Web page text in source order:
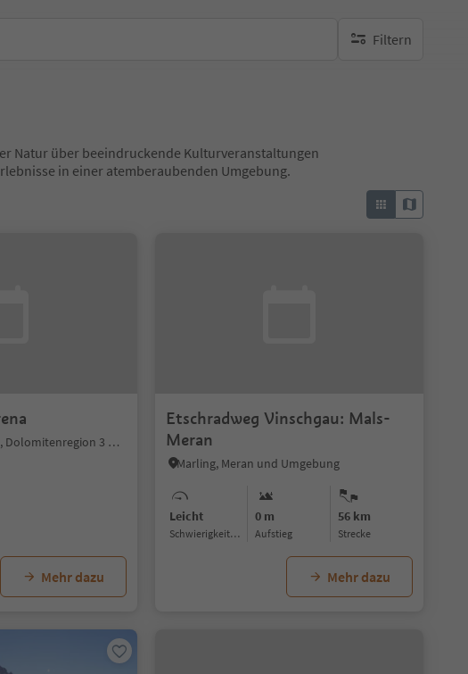
Filtern
keine aktiven Filte
Natur über beeindruckende Kulturveranstaltungen
in einer atemberaubenden Umgebung.
Neutoblach, Toblach, Dolomitenregion 3 Zinnen
Mehr dazu
Etschradweg Vinschgau: Mals-
Meran
Marling, Meran und Umgebung
Leicht
Schwierigkeitsgrad
0 m
Aufstieg
56 km
Strecke
Mehr dazu